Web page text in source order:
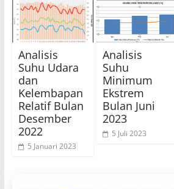
Analisis
Suhu Udara
dan
Kelembapan
Relatif Bulan
Desember
2022
5 Januari 2023
Analisis
Suhu
Minimum
Ekstrem
Bulan Juni
2023
5 Juli 2023